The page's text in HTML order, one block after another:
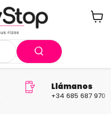
Llámanos
+34 685 687 970